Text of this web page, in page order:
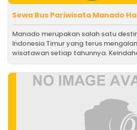
Sewa Bus Pariwisata Manado
Manado merupakan salah satu
Indonesia Timur yang terus
wisatawan setiap tahunnya.